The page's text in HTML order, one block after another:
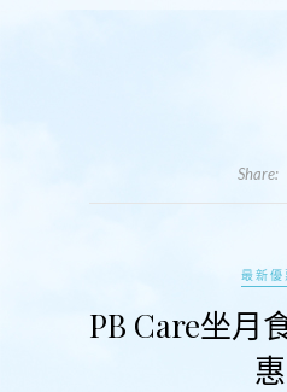
Share:
最新優
PB Care坐月
惠